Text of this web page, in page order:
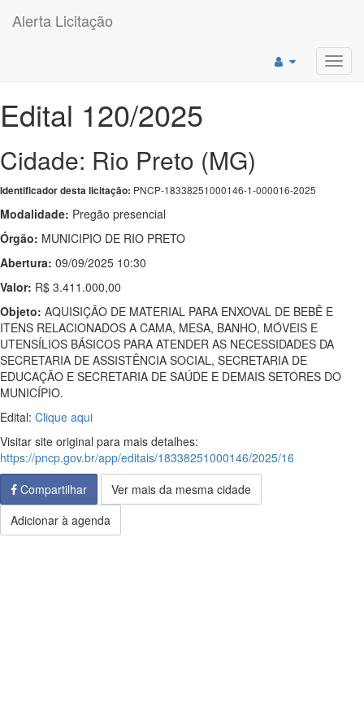
Alerta Licitação
Edital 120/2025
Cidade: Rio Preto (MG)
Identificador desta licitação: PNCP-18338251000146-1-000016-2025
Modalidade: Pregão presencial
Órgão: MUNICIPIO DE RIO PRETO
Abertura: 09/09/2025 10:30
Valor: R$ 3.411.000,00
Objeto: AQUISIÇÃO DE MATERIAL PARA ENXOVAL DE BEBÊ E
ITENS RELACIONADOS A CAMA, MESA, BANHO, MÓVEIS E
UTENSÍLIOS BÁSICOS PARA ATENDER AS NECESSIDADES DA
SECRETARIA DE ASSISTÊNCIA SOCIAL, SECRETARIA DE
EDUCAÇÃO E SECRETARIA DE SAÚDE E DEMAIS SETORES DO
MUNICÍPIO.
Edital: Clique aqui
Visitar site original para mais detalhes:
https://pncp.gov.br/app/editais/18338251000146/2025/16
Compartilhar
Ver mais da mesma cidade
Adicionar à agenda